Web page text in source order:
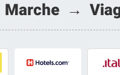
Marche →